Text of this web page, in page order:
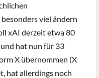
viel ändern
xAI derzeit etwa 80
hat nun für 33
X übernommen (X
hat allerdings noch